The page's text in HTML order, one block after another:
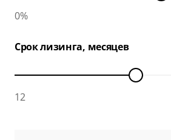
0%
Срок лизинга, месяцев
12